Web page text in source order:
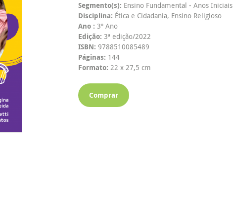
Segmento(s): Ensino Fundamental - Anos Iniciais
Disciplina: Ética e Cidadania, Ensino Religioso
Ano : 3º Ano
Edição: 3ª edição/2022
ISBN: 9788510085489
Páginas: 144
Formato: 22 x 27,5 cm
Comprar